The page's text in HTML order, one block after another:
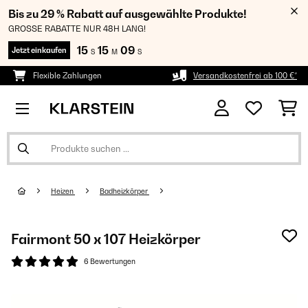
Bis zu 29 % Rabatt auf ausgewählte Produkte!
GROSSE RABATTE NUR 48H LANG!
Jetzt einkaufen 15 S 15 M 09 S
Flexible Zahlungen Versandkostenfrei ab 100 €*
Heizen Badheizkörper
Fairmont 50 x 107 Heizkörper
6 Bewertungen